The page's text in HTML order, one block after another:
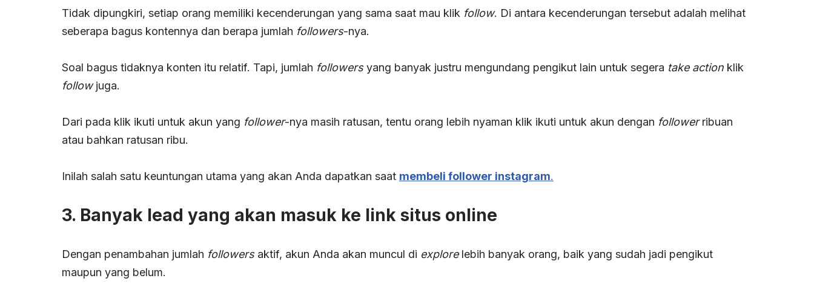
Tidak dipungkiri, setiap orang memiliki kecenderungan yang sama saat mau klik follow. Di antara kecenderungan tersebut adalah melihat
seberapa bagus kontennya dan berapa jumlah followers-nya.
Soal bagus tidaknya konten itu relatif. Tapi, jumlah followersyang banyak justru mengundang pengikut lain untuk segera take action klik
followjuga.
Dari pada klik ikuti untuk akun yang follower-nya masih ratusan, tentu orang lebih nyaman klik ikuti untuk akun dengan followerribuan
atau bahkan ratusan ribu.
Inilah salah satu keuntungan utama yang akan Anda dapatkan saat membeli follower instagram.
3. Banyak lead yang akan masuk ke link situs online
Dengan penambahan jumlah followersaktif, akun Anda akan muncul di explorelebih banyak orang, baik yang sudah jadi pengikut
maupun yang belum.